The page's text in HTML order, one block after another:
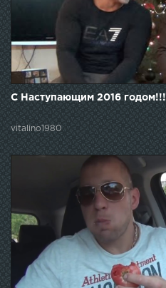
С Наступающим 2016 годом!!!
vitalino1980